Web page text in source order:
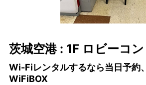
茨城空港 : 1F ロビーコ
Wi-Fiレンタルするなら当日予約
WiFiBOX